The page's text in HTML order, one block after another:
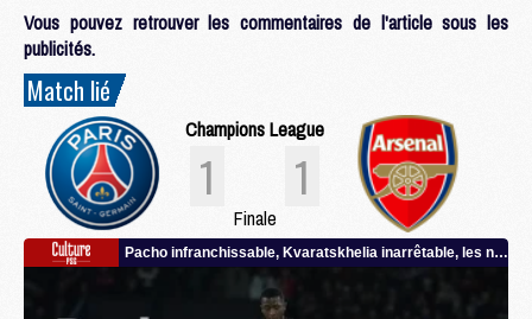
Vous pouvez retrouver les commentaires de l'article sous les
publicités.
Match lié
Champions League
1 1
Finale